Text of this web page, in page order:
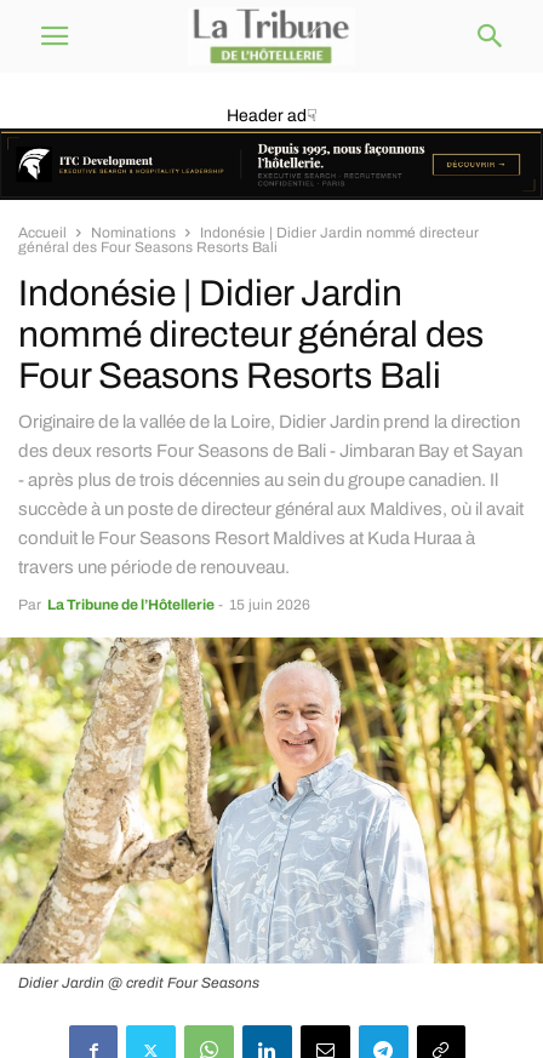
Header ad☟
Accueil Nominations
Indonésie | Didier Jardin nommé directeur
général des Four Seasons Resorts Bali
Indonésie | Didier Jardin
nommé directeur général des
Four Seasons Resorts Bali
Originaire de la vallée de la Loire, Didier Jardin prend la direction
des deux resorts Four Seasons de Bali - Jimbaran Bay et Sayan
- après plus de trois décennies au sein du groupe canadien. Il
succède à un poste de directeur général aux Maldives, où il avait
conduit le Four Seasons Resort Maldives at Kuda Huraa à
travers une période de renouveau.
Par La Tribune de l’Hôtellerie - 15 juin 2026
Didier Jardin @ credit Four Seasons